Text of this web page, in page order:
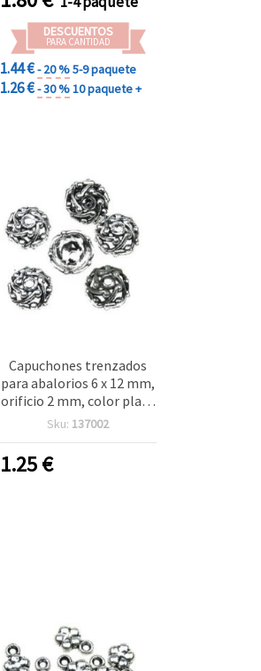
manualidades DIY
DESCUENTOS
PARA CANTIDAD
1.44 €- 20 %5-9 paquete
1.26 €- 30 %10 paquete +
Capuchones trenzados
para abalorios 6 x 12 mm,
orificio 2 mm, color plata
metalizado - 50 g (aprox.
Sku: 137002
1.25€